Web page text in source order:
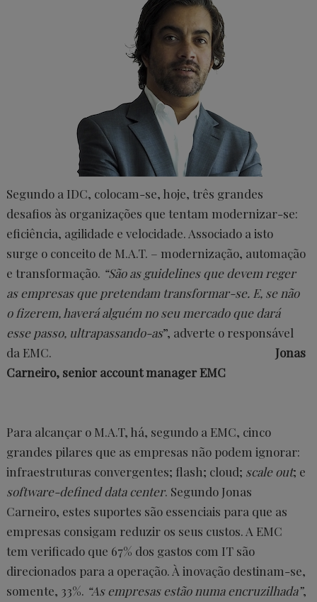
Segundo a IDC, colocam-se, hoje, três grandes
desafios às organizações que tentam modernizar-se:
eficiência, agilidade e velocidade. Associado a isto
surge o conceito de M.A.T. – modernização, automação
e transformação. “São as guidelines que devem reger
as empresas que pretendam transformar-se. E, se não
o fizerem, haverá alguém no seu mercado que dará
esse passo, ultrapassando-as”, adverte o responsável
da EMC.
Jonas
Carneiro, senior account manager EMC
Para alcançar o M.A.T, há, segundo a EMC, cinco
grandes pilares que as empresas não podem ignorar:
infraestruturas convergentes; flash; cloud; scale out; e
software-defined data center. Segundo Jonas
Carneiro, estes suportes são essenciais para que as
empresas consigam reduzir os seus custos. A EMC
tem verificado que 67% dos gastos com IT são
direcionados para a operação. À inovação destinam-se,
somente, 33%. “As empresas estão numa encruzilhada”,